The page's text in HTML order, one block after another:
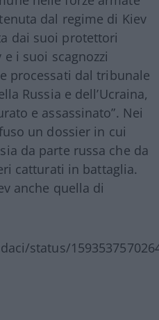
dal regime di Kiev
dai suoi protettori
i suoi scagnozzi
processati dal tribunale
Russia e dell’Ucraina,
e assassinato”. Nei
un dossier in cui
da parte russa che da
catturati in battaglia.
anche quella di
status/